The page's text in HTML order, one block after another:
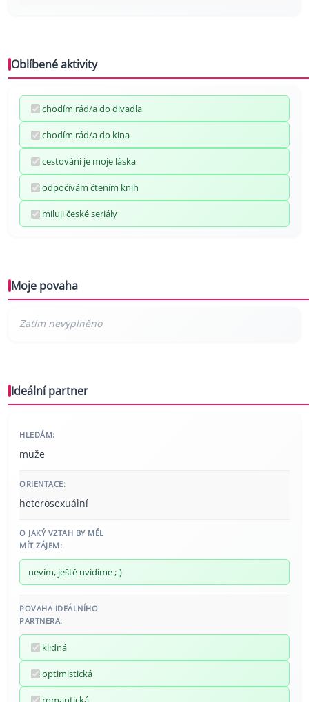
Oblíbené aktivity
chodím rád/a do divadla
chodím rád/a do kina
cestování je moje láska
odpočívám čtením knih
miluji české seriály
Moje povaha
Ideální partner
HLEDÁM:
muže
ORIENTACE:
heterosexuální
O JAKÝ VZTAH BY MĚL
MÍT ZÁJEM:
nevím, ještě uvidíme ;-)
POVAHA IDEÁLNÍHO
PARTNERA:
klidná
optimistická